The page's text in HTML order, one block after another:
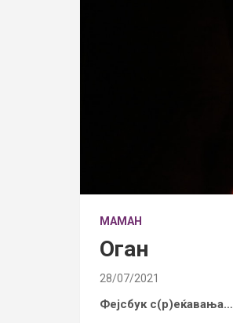
МАМАН
Оган
28/07/2021
Фејсбук с(р)еќавања…